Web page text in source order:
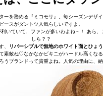
を務める『ミコモリ』。毎シーズンデザ
ピースがダントツ人気らしいですよ。
いていて、ファンが多いわよね～！ あら
しら？？
、
リバーシブルで無地のホワイト面とひょ
素敵ね♡なかなかビキニがハードル高くな
うブランドって貴重よね。人気の理由に、